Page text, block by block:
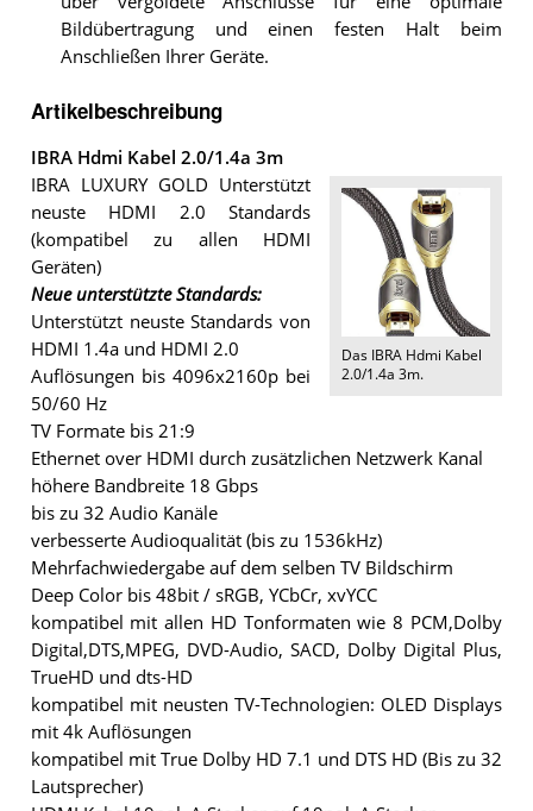
Bildübertragung und einen festen Halt beim
Anschließen Ihrer Geräte.
Artikelbeschreibung
IBRA Hdmi Kabel 2.0/1.4a 3m
Das IBRA Hdmi Kabel
2.0/1.4a 3m.
IBRA LUXURY GOLD Unterstützt
neuste HDMI 2.0 Standards
(kompatibel zu allen HDMI
Geräten)
Neue unterstützte Standards:
Unterstützt neuste Standards von
HDMI 1.4a und HDMI 2.0
Auflösungen bis 4096x2160p bei
50/60 Hz
TV Formate bis 21:9
Ethernet over HDMI durch zusätzlichen Netzwerk Kanal
höhere Bandbreite 18 Gbps
bis zu 32 Audio Kanäle
verbesserte Audioqualität (bis zu 1536kHz)
Mehrfachwiedergabe auf dem selben TV Bildschirm
Deep Color bis 48bit / sRGB, YCbCr, xvYCC
kompatibel mit allen HD Tonformaten wie 8 PCM,Dolby
Digital,DTS,MPEG, DVD-Audio, SACD, Dolby Digital Plus,
TrueHD und dts-HD
kompatibel mit neusten TV-Technologien: OLED Displays
mit 4k Auflösungen
kompatibel mit True Dolby HD 7.1 und DTS HD (Bis zu 32
Lautsprecher)